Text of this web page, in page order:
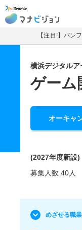
マナビ
【注目!】パン
横浜デジタル
ゲー
オーキャ
(2027年度新設)
募集人数 40人
めざせる職業